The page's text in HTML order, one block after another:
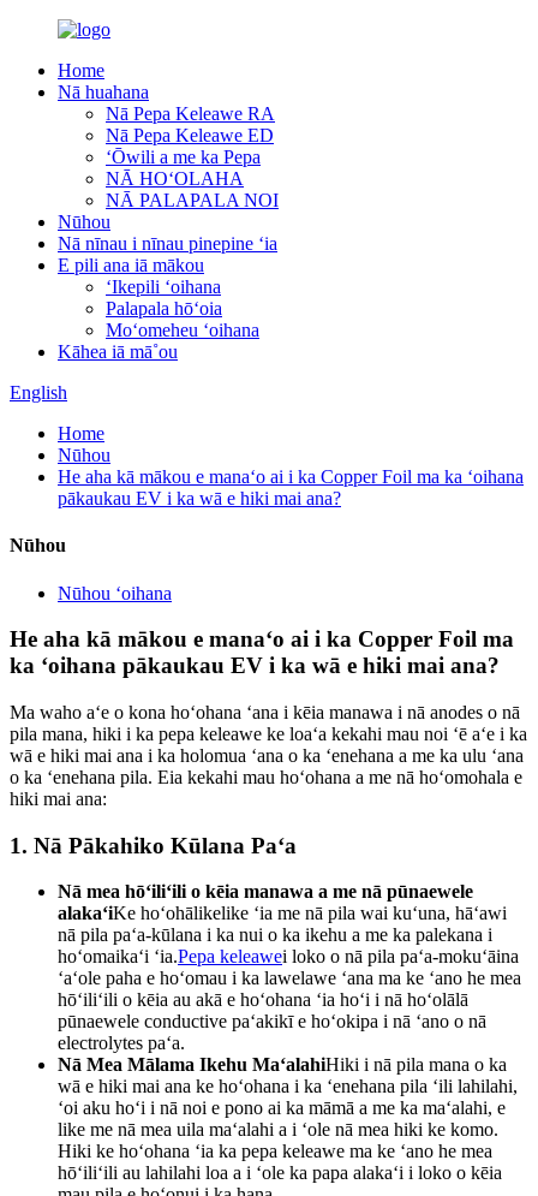
Home
Nā huahana
Nā Pepa Keleawe RA
Nā Pepa Keleawe ED
ʻŌwili a me ka Pepa
NĀ HOʻOLAHA
NĀ PALAPALA NOI
Nūhou
Nā nīnau i nīnau pinepine ʻia
E pili ana iā mākou
ʻIkepili ʻoihana
Palapala hōʻoia
Moʻomeheu ʻoihana
Kāhea iā mā˚ou
English
Home
Nūhou
He aha kā mākou e manaʻo ai i ka Copper Foil ma ka ʻoihana
pākaukau EV i ka wā e hiki mai ana?
Nūhou
Nūhou ʻoihana
He aha kā mākou e manaʻo ai i ka Copper Foil ma
ka ʻoihana pākaukau EV i ka wā e hiki mai ana?
Ma waho aʻe o kona hoʻohana ʻana i kēia manawa i nā anodes o nā
pila mana, hiki i ka pepa keleawe ke loaʻa kekahi mau noi ʻē aʻe i ka
wā e hiki mai ana i ka holomua ʻana o ka ʻenehana a me ka ulu ʻana
o ka ʻenehana pila. Eia kekahi mau hoʻohana a me nā hoʻomohala e
hiki mai ana:
1. Nā Pākahiko Kūlana Paʻa
Nā mea hōʻiliʻili o kēia manawa a me nā pūnaewele
alakaʻiKe hoʻohālikelike ʻia me nā pila wai kuʻuna, hāʻawi
nā pila paʻa-kūlana i ka nui o ka ikehu a me ka palekana i
hoʻomaikaʻi ʻia.Pepa keleawei loko o nā pila paʻa-mokuʻāina
ʻaʻole paha e hoʻomau i ka lawelawe ʻana ma ke ʻano he mea
hōʻiliʻili o kēia au akā e hoʻohana ʻia hoʻi i nā hoʻolālā
pūnaewele conductive paʻakikī e hoʻokipa i nā ʻano o nā
electrolytes paʻa.
Nā Mea Mālama Ikehu MaʻalahiHiki i nā pila mana o ka
wā e hiki mai ana ke hoʻohana i ka ʻenehana pila ʻili lahilahi,
ʻoi aku hoʻi i nā noi e pono ai ka māmā a me ka maʻalahi, e
like me nā mea uila maʻalahi a i ʻole nā ​​​​mea hiki ke komo.
Hiki ke hoʻohana ʻia ka pepa keleawe ma ke ʻano he mea
hōʻiliʻili au lahilahi loa a i ʻole ka papa alakaʻi i loko o kēia